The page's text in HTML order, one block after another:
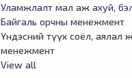
Уламжлалт мал аж ахуй,
Байгаль орчны менежмент
Үндэсний түүх соёл, аялал
менежмент
View all